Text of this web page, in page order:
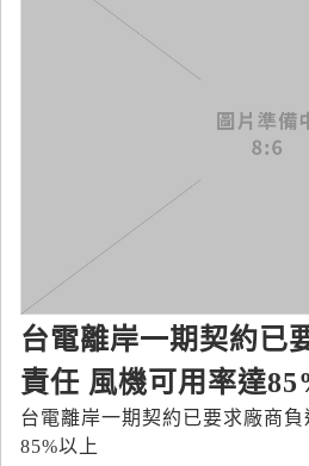
台電離岸一期契約已
責任 風機可用率達
台電離岸一期契約已要求廠商負運維責任
85%以上